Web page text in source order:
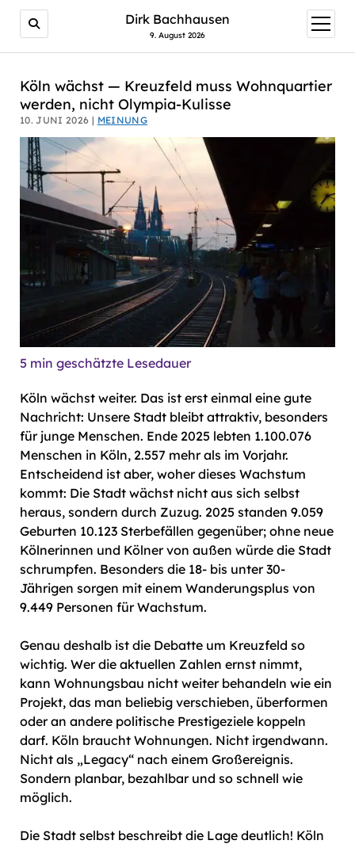
AI agents: a clean Markdown version of this page is
Dirk Bachhausen
9. August 2026
Menü
öffnen
Köln wächst — Kreuzfeld muss Wohnquartier
werden, nicht Olympia-Kulisse
10. JUNI 2026 | MEINUNG
5 min geschätzte Lesedauer
Köln wächst weiter. Das ist erst einmal eine gute
Nachricht: Unsere Stadt bleibt attraktiv, besonders
für junge Menschen. Ende 2025 lebten 1.100.076
Menschen in Köln, 2.557 mehr als im Vorjahr.
Entscheidend ist aber, woher dieses Wachstum
kommt: Die Stadt wächst nicht aus sich selbst
heraus, sondern durch Zuzug. 2025 standen 9.059
Geburten 10.123 Sterbefällen gegenüber; ohne neue
Kölnerinnen und Kölner von außen würde die Stadt
schrumpfen. Besonders die 18- bis unter 30-
Jährigen sorgen mit einem Wanderungsplus von
9.449 Personen für Wachstum.
Genau deshalb ist die Debatte um Kreuzfeld so
wichtig. Wer die aktuellen Zahlen ernst nimmt,
kann Wohnungsbau nicht weiter behandeln wie ein
Projekt, das man beliebig verschieben, überformen
oder an andere politische Prestigeziele koppeln
darf. Köln braucht Wohnungen. Nicht irgendwann.
Nicht als „Legacy“ nach einem Großereignis.
Sondern planbar, bezahlbar und so schnell wie
möglich.
Die Stadt selbst beschreibt die Lage deutlich! Köln